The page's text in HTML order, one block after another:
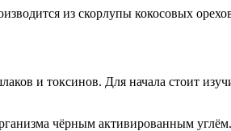
из скорлупы кокосовых
и токсинов. Для начала стоит
чёрным активированным